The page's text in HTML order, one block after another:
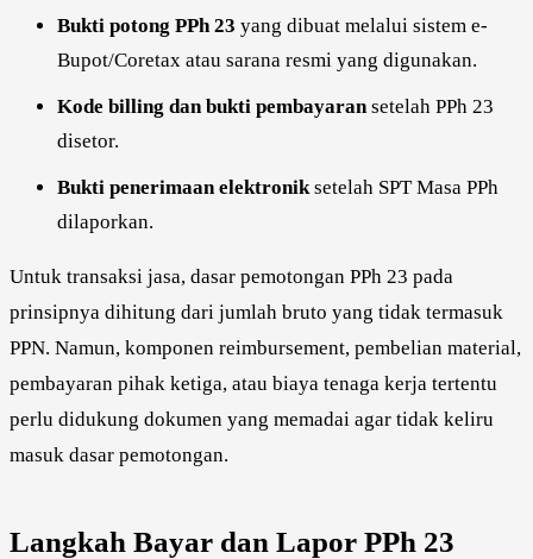
Bukti potong PPh 23 yang dibuat melalui sistem e-
Bupot/Coretax atau sarana resmi yang digunakan.
Kode billing dan bukti pembayaran setelah PPh 23
disetor.
Bukti penerimaan elektronik setelah SPT Masa PPh
dilaporkan.
Untuk transaksi jasa, dasar pemotongan PPh 23 pada
prinsipnya dihitung dari jumlah bruto yang tidak termasuk
PPN. Namun, komponen reimbursement, pembelian material,
pembayaran pihak ketiga, atau biaya tenaga kerja tertentu
perlu didukung dokumen yang memadai agar tidak keliru
masuk dasar pemotongan.
Langkah Bayar dan Lapor PPh 23